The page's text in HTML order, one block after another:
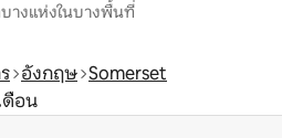
างแห่งในบางพื้นที่
อังกฤษ Somerset
ดือน